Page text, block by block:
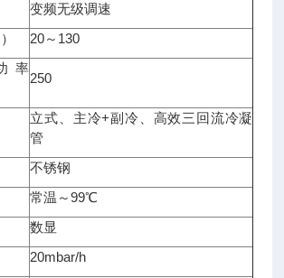
变频无级调速
20～130
率
250
立式、主冷+副冷、高效三回流冷凝
管
不锈钢
常温～99℃
数显
20mbar/h